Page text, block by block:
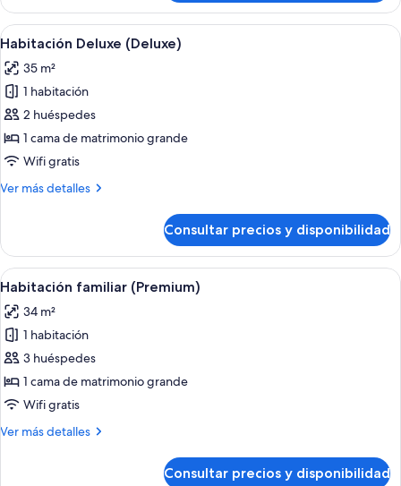
(2x2
Family
Room)
Abrir
todas
las
fotos
de
Habitación
Deluxe
Una habitación de hotel moderna
9
Habitación Deluxe (Deluxe)
35 m²
1 habitación
2 huéspedes
1 cama de matrimonio grande
Wifi gratis
Ver más detalles
Más
Deluxe
(Deluxe)
Consultar precios y disponibilidad
Abrir
todas
las
fotos
de
Habitación
familiar
Un baño moderno con lavamanos
5
Habitación familiar (Premium)
34 m²
1 habitación
3 huéspedes
1 cama de matrimonio grande
Wifi gratis
Ver más detalles
Más
Consultar precios y disponibilidad